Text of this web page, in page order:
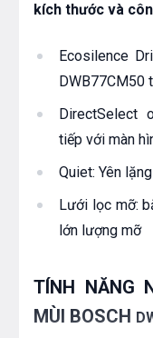
kích thước và
Ecosilence
DWB77CM50
DirectSelect
tiếp với màn
Quiet: Yên
Lưới lọc mỡ:
lớn lượng mỡ
TÍNH NĂNG
MÙI BOSCH